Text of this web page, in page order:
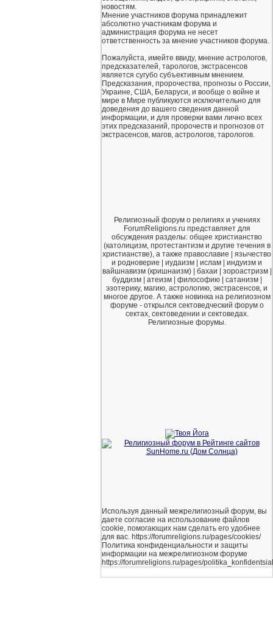
новостям.
Мнение участников форума принадлежит
абсолютно участникам форума и
администрация форума не несет
ответственность за мнение участников форума.
Пожалуйста, имейте ввиду, мнение астрологов,
предсказателей, тарологов, экстрасенсов
является сугубо субъективным мнением.
Предсказания, пророчества, прогнозы о России,
Украине, США, Беларуси, и вообще о войне и
мире в Мире публикуются исключительно для
доведения до вашего сведения данной
информации, и для проверки вами лично всех
этих предсказаний, пророчеств и прогнозов от
экстрасенсов, магов, астрологов, тарологов.
Религиозный форум о религиях и учениях
ForumReligions.ru представляет для
обсуждения разделы: общее христианство
(католицизм, протестантизм и другие течения в
христианстве), а также православие | язычество
и родноверие | иудаизм | ислам | индуизм и
вайшнавизм (кришнаизм) | бахаи | зороастризм |
буддизм | атеизм | философию | сатанизм |
эзотерику, магию, астрологию, экстрасенсов, и
многое другое. А также новинка на религиозном
форуме - открылся сектоведческий форум о
сектах, сектоведении и сектоведах.
Религиозные форумы.
Используя данный межрелигиозный форум, вы
даете согласие на использование файлов
cookie, помогающих нам сделать его удобнее
для вас. https://forumreligions.ru/pages/cookies/
Политика конфиденциальности и защиты
информации на межрелигиозном форуме
https://forumreligions.ru/pages/